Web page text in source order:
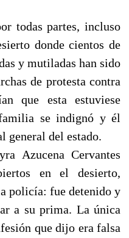
todas partes, incluso
donde cientos de
y mutiladas han sido
de protesta contra
que esta estuviese
se indignó y él
general del estado.
Azucena Cervantes
en el desierto,
policía: fue detenido y
a su prima. La única
que dijo era falsa